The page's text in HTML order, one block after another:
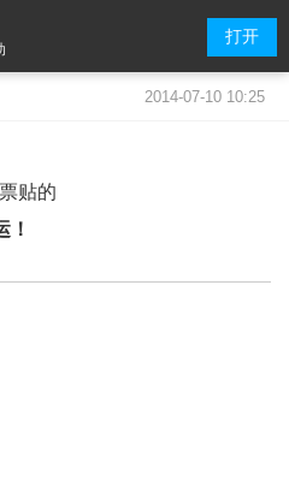
打开
2014-07-10 10:25
贴的
！